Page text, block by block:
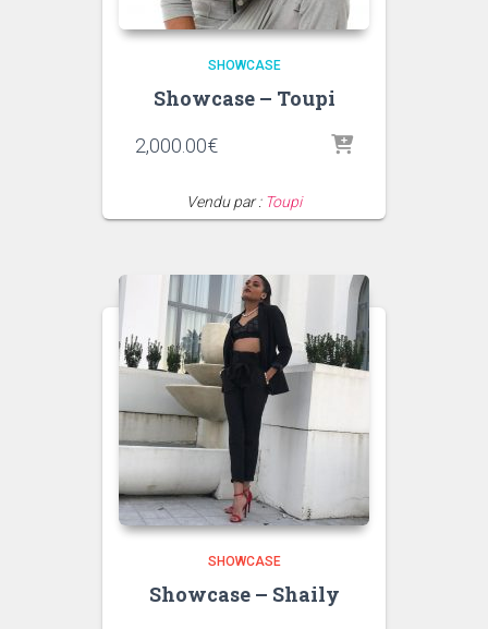
SHOWCASE
Showcase – Toupi
2,000.00€
Vendu par : Toupi
SHOWCASE
Showcase – Shaily